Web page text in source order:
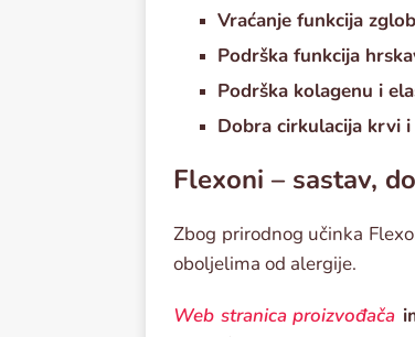
Vraćanje funkcija
Podrška funkcija
Podrška kolagenu i
Dobra cirkulacija krvi
Flexoni – sastav,
Zbog prirodnog učinka
oboljelima od alergije.
Web stranica proizvođača